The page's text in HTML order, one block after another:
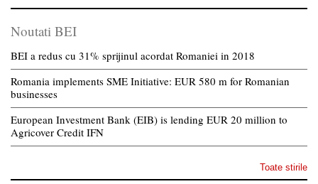
Noutati BEI
BEI a redus cu 31% sprijinul acordat Romaniei in 2018
Romania implements SME Initiative: EUR 580 m for Romanian
businesses
European Investment Bank (EIB) is lending EUR 20 million to
Agricover Credit IFN
Toate stirile